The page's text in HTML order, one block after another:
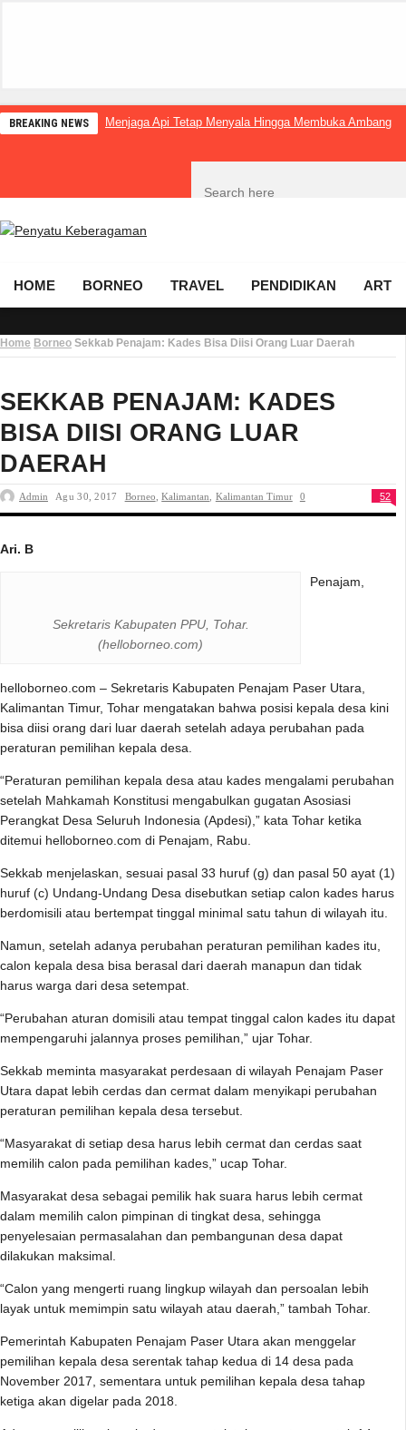
BREAKING NEWS Menjaga Api Tetap Menyala Hingga Membuka Ambang
HOME BORNEO TRAVEL PENDIDIKAN ART
Home Borneo Sekkab Penajam: Kades Bisa Diisi Orang Luar Daerah
SEKKAB PENAJAM: KADES
BISA DIISI ORANG LUAR
DAERAH
Admin Agu 30, 2017 Borneo,Kalimantan, Kalimantan Timur 0 52
Ari. B
Sekretaris Kabupaten PPU, Tohar.
(helloborneo.com)
Penajam,
helloborneo.com – Sekretaris Kabupaten Penajam Paser Utara,
Kalimantan Timur, Tohar mengatakan bahwa posisi kepala desa kini
bisa diisi orang dari luar daerah setelah adaya perubahan pada
peraturan pemilihan kepala desa.
“Peraturan pemilihan kepala desa atau kades mengalami perubahan
setelah Mahkamah Konstitusi mengabulkan gugatan Asosiasi
Perangkat Desa Seluruh Indonesia (Apdesi),” kata Tohar ketika
ditemui helloborneo.com di Penajam, Rabu.
Sekkab menjelaskan, sesuai pasal 33 huruf (g) dan pasal 50 ayat (1)
huruf (c) Undang-Undang Desa disebutkan setiap calon kades harus
berdomisili atau bertempat tinggal minimal satu tahun di wilayah itu.
Namun, setelah adanya perubahan peraturan pemilihan kades itu,
calon kepala desa bisa berasal dari daerah manapun dan tidak
harus warga dari desa setempat.
“Perubahan aturan domisili atau tempat tinggal calon kades itu dapat
mempengaruhi jalannya proses pemilihan,” ujar Tohar.
Sekkab meminta masyarakat perdesaan di wilayah Penajam Paser
Utara dapat lebih cerdas dan cermat dalam menyikapi perubahan
peraturan pemilihan kepala desa tersebut.
“Masyarakat di setiap desa harus lebih cermat dan cerdas saat
memilih calon pada pemilihan kades,” ucap Tohar.
Masyarakat desa sebagai pemilik hak suara harus lebih cermat
dalam memilih calon pimpinan di tingkat desa, sehingga
penyelesaian permasalahan dan pembangunan desa dapat
dilakukan maksimal.
“Calon yang mengerti ruang lingkup wilayah dan persoalan lebih
layak untuk memimpin satu wilayah atau daerah,” tambah Tohar.
Pemerintah Kabupaten Penajam Paser Utara akan menggelar
pemilihan kepala desa serentak tahap kedua di 14 desa pada
November 2017, sementara untuk pemilihan kepala desa tahap
ketiga akan digelar pada 2018.